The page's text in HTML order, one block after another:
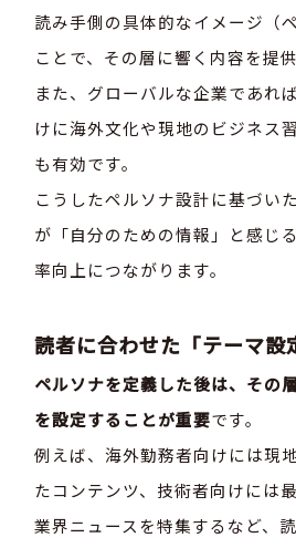
読み手側の具体的なイメージ（
ことで、その層に響く内容を提供
また、グローバルな企業であれ
けに海外文化や現地のビジネス
も有効です。
こうしたペルソナ設計に基づい
が「自分のための情報」と感じ
率向上につながります。
読者に合わせた「テーマ設
ペルソナを定義した後は、その
を設定することが重要です。
例えば、海外勤務者向けには現
たコンテンツ、技術者向けには
業界ニュースを特集するなど、